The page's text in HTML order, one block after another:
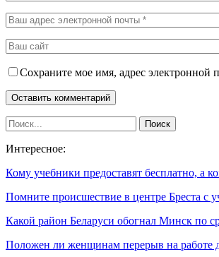
Сохраните мое имя, адрес электронной
Интересное:
Кому учебники предоставят бесплатно, а
Помните происшествие в центре Бреста с
Какой район Беларуси обогнал Минск по
Положен ли женщинам перерыв на работе